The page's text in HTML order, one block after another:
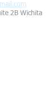
2B Wichita